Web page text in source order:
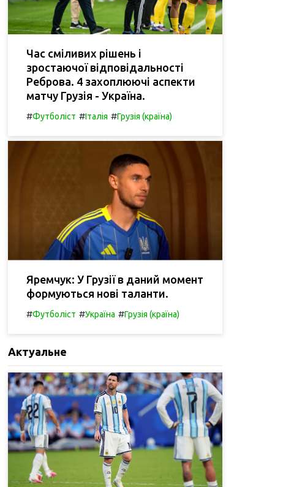
Час сміливих рішень і
зростаючої відповідальності
Реброва. 4 захоплюючі аспекти
матчу Грузія - Україна.
#Футболіст #Італія #Грузія (країна)
Яремчук: У Грузії в даний момент
формуються нові таланти.
#Футболіст #Україна #Грузія (країна)
Актуальне